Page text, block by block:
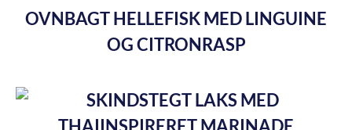
OVNBAGT HELLEFISK MED LINGUINE
OG CITRONRASP